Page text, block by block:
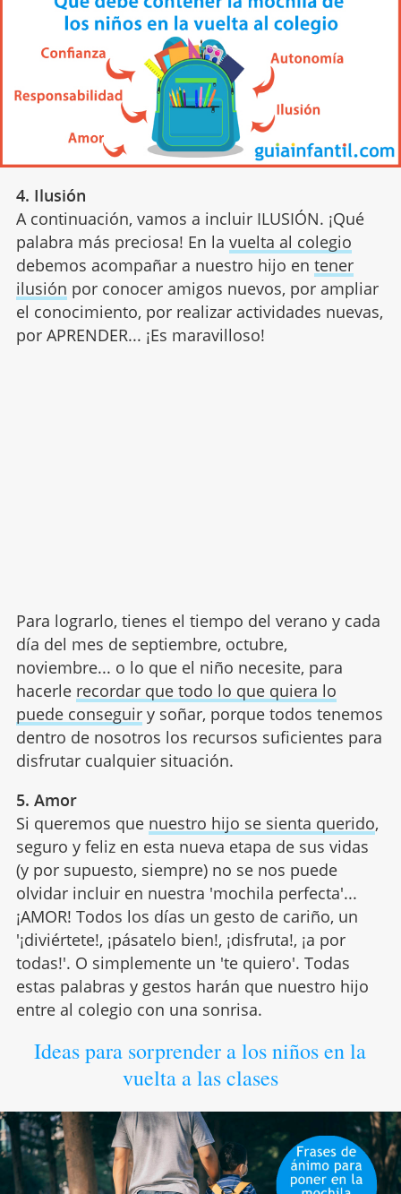
4. Ilusión
A continuación, vamos a incluir ILUSIÓN. ¡Qué
palabra más preciosa! En la vuelta al colegio
debemos acompañar a nuestro hijo en tener
ilusión por conocer amigos nuevos, por ampliar
el conocimiento, por realizar actividades nuevas,
por APRENDER... ¡Es maravilloso!
Para lograrlo, tienes el tiempo del verano y cada
día del mes de septiembre, octubre,
noviembre... o lo que el niño necesite, para
hacerle recordar que todo lo que quiera lo
puede conseguiry soñar, porque todos tenemos
dentro de nosotros los recursos suficientes para
disfrutar cualquier situación.
5. Amor
Si queremos que nuestro hijo se sienta querido,
seguro y feliz en esta nueva etapa de sus vidas
(y por supuesto, siempre) no se nos puede
olvidar incluir en nuestra 'mochila perfecta'...
¡AMOR! Todos los días un gesto de cariño, un
'¡diviértete!, ¡pásatelo bien!, ¡disfruta!, ¡a por
todas!'. O simplemente un 'te quiero'. Todas
estas palabras y gestos harán que nuestro hijo
entre al colegio con una sonrisa.
Ideas para sorprender a los niños en la
vuelta a las clases